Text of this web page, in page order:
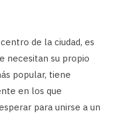
de la ciudad, es
necesitan su propio
popular, tiene
en los que
para unirse a un